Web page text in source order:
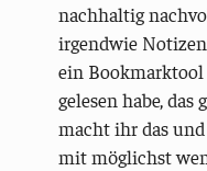
nachhaltig
irgendwie
ein
gelesen habe,
macht ihr das
mit möglichst